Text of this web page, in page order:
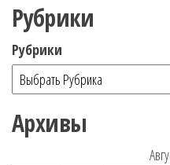
Рубрики
Рубрики
Архивы